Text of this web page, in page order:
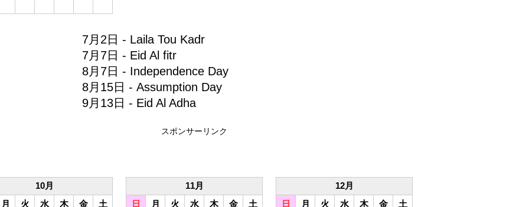
7月2日 - Laila Tou Kadr
7月7日 - Eid Al fitr
8月7日 - Independence Day
8月15日 - Assumption Day
9月13日 - Eid Al Adha
スポンサーリンク
10月
月 火 水 木 金
土
11月
日
月 火 水 木 金
土
12月
日
月 火 水 木 金
土